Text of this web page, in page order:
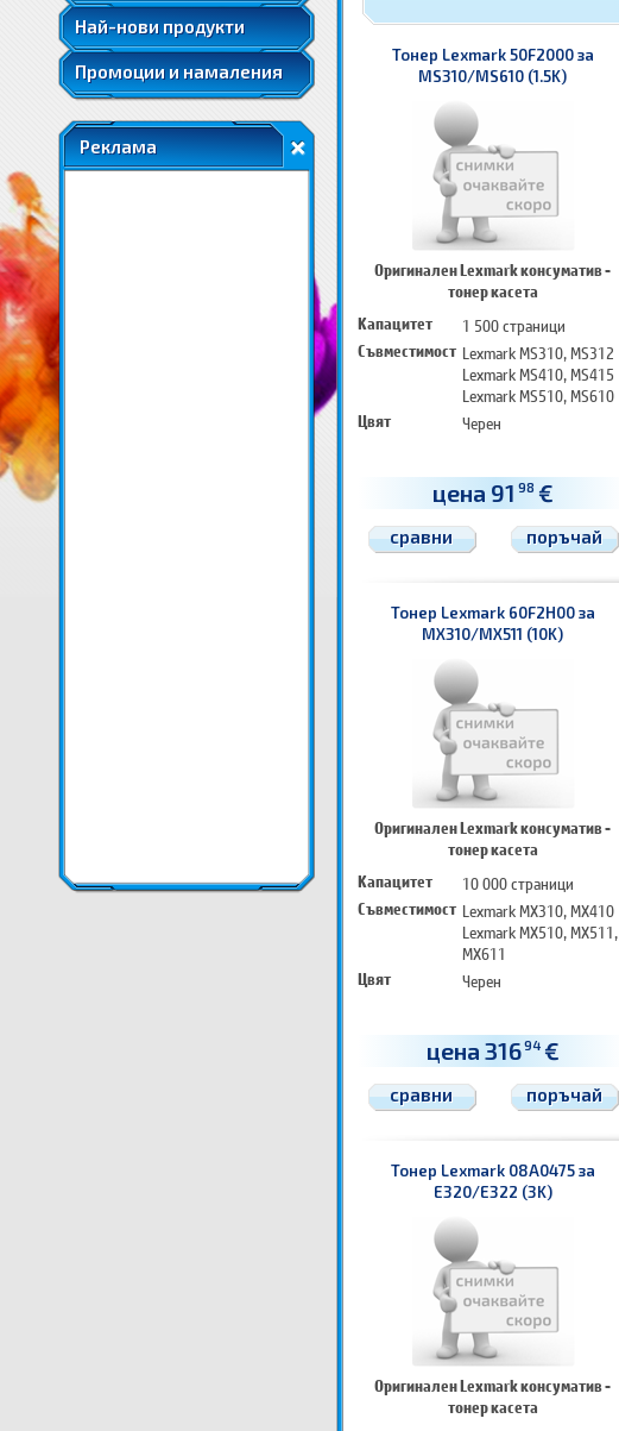
Най-нови продукти
Промоции и намаления
Реклама
Тонер Lexmark 50F2000 за
MS310/MS610 (1.5K)
Оригинален Lexmark консуматив -
тонер касета
Капацитет
1 500 страници
Съвместимост Lexmark MS310, MS312
Lexmark MS410, MS415
Lexmark MS510, MS610
Цвят
Черен
цена 91 98 €
сравни поръчай
Тонер Lexmark 60F2H00 за
MX310/MX511 (10K)
Оригинален Lexmark консуматив -
тонер касета
Капацитет
10 000 страници
Съвместимост Lexmark MX310, MX410
Lexmark MX510, MX511,
MX611
Цвят
Черен
цена 31694 €
сравни поръчай
Тонер Lexmark 08A0475 за
E320/E322 (3K)
Оригинален Lexmark консуматив -
тонер касета